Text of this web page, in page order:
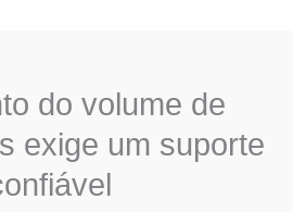
do volume de
exige um suporte